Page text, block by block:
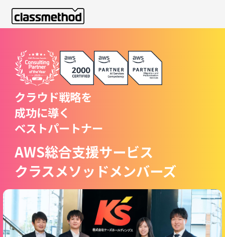
クラウド戦略を
成功に導く
ベストパートナー
AWS総合支援サービス
クラスメソッドメンバーズ